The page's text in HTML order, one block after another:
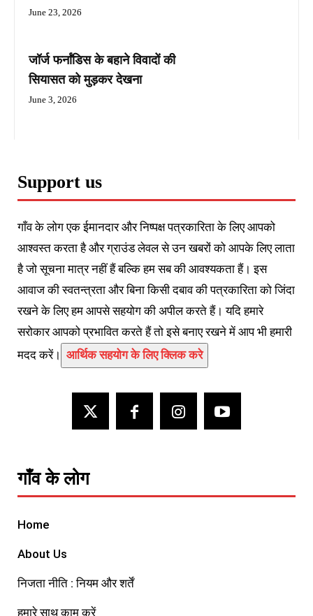
June 23, 2026
जॉर्ज फर्नांडिस के बहाने विवादों की
सियासत को मुड़कर देखना
June 3, 2026
Support us
गाँव के लोग एक ईमानदार और निष्पक्ष पत्रकारिता के लिए आपको
आश्वस्त करता है और ग्राउंड लेवल से उन खबरों को आपके लिए लाता
है जो सूचना मात्र नहीं हैं बल्कि हम सब की आवश्यकता हैं। इस
आवाज की स्वतन्त्रता और बिना किसी दबाव की पत्रकारिता को जिंदा
रखने के लिए हम आपसे सहयोग की अपील करते हैं। यदि हमारे
सरोकार आपको प्रभावित करते हैं तो इसे बनाए रखने में आप भी हमारी
मदद करें। आर्थिक सहयोग के लिए क्लिक करे
गाँव के लोग
Home
About Us
निजता नीति : नियम और शर्तें
हमारे साथ काम करें